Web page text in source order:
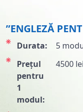
”ENGLEZĂ
Durata:
5
Prețul
pentru
1
modul:
4500 lei